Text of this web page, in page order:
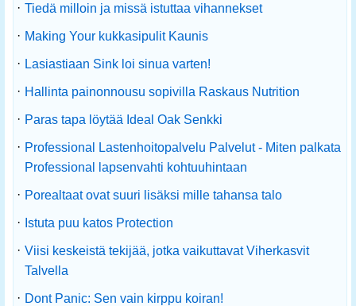
· Tiedä milloin ja missä istuttaa vihannekset
· Making Your kukkasipulit Kaunis
· Lasiastiaan Sink loi sinua varten!
· Hallinta painonnousu sopivilla Raskaus Nutrition
· Paras tapa löytää Ideal Oak Senkki
· Professional Lastenhoitopalvelu Palvelut - Miten palkata
Professional lapsenvahti kohtuuhintaan
· Porealtaat ovat suuri lisäksi mille tahansa talo
· Istuta puu katos Protection
· Viisi keskeistä tekijää, jotka vaikuttavat Viherkasvit
Talvella
· Dont Panic: Sen vain kirppu koiran!